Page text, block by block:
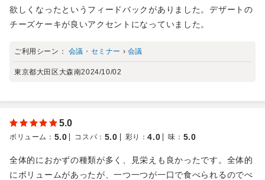
欲しくなったというフィードバックがありました。デザートの
チーズケーキが良いアクセントになっていました。
ご利用シーン： 会議・セミナー › 会議
東京都大田区大森南2024/10/02
5.0
ボリューム ： 5.0 コスパ ： 5.0 彩り ：4.0 味 ： 5.0
全体的におかずの種類が多く、見栄えも良かったです。全体的
にボリュームがあったが、一つ一つが一口で食べられるのでぺ